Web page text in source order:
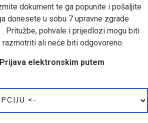
dokument te ga popunite i pošaljite
donesete u sobu 7 upravne zgrade
Pritužbe, pohvale i prijedlozi mogu biti
razmotriti ali neće biti odgovoreno.
Prijava elektronskim putem